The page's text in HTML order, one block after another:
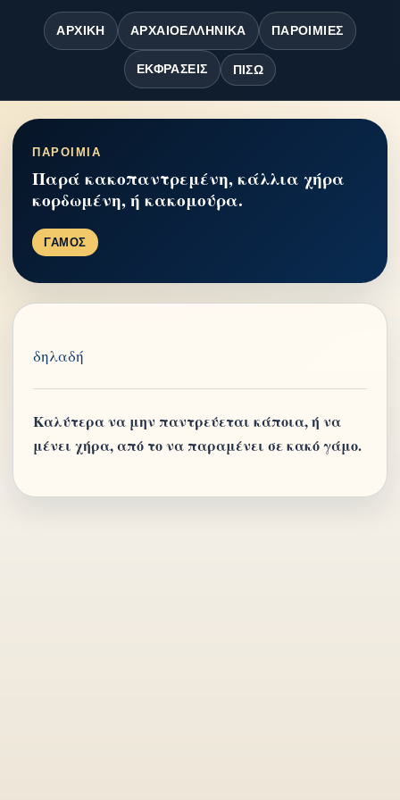
ΑΡΧΙΚΉ ΑΡΧΑΙΟΕΛΛΗΝΙΚΆ ΠΑΡΟΙΜΊΕΣ
ΕΚΦΡΆΣΕΙΣ ΠΊΣΩ
ΠΑΡΟΙΜΙΑ
Παρά κακοπαντρεμένη, κάλλια χήρα
κορδωμένη, ή κακομούρα.
ΓΑΜΟΣ
δηλαδή
Καλύτερα να μην παντρεύεται κάποια, ή να
μένει χήρα, από το να παραμένει σε κακό γάμο.